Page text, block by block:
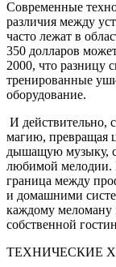
Современные
различия между
часто лежат в
350 долларов
2000, что разницу
тренированные
оборудование.
И
магию, превращая
дышащую музыку,
любимой мелодии.
граница между
и домашними
каждому меломану
собственной
ТЕХНИЧЕСКИЕ